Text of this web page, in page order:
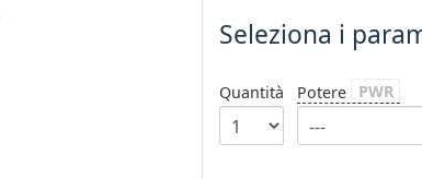
Seleziona i
Quantità Potere PWR